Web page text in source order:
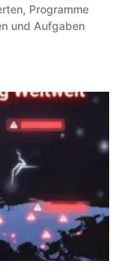
Programme
und Aufgaben